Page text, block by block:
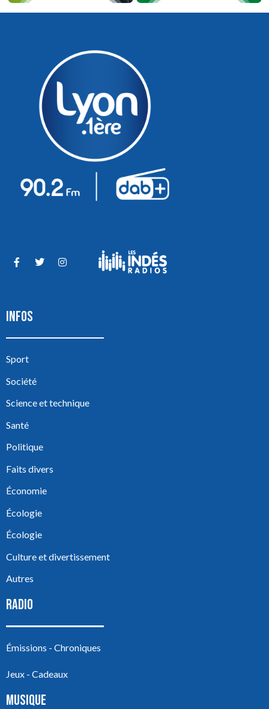
INFOS
Sport
Société
Science et technique
Santé
Politique
Faits divers
Économie
Écologie
Écologie
Culture et divertissement
Autres
RADIO
Émissions - Chroniques
Jeux - Cadeaux
MUSIQUE